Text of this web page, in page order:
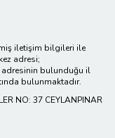
iletişim bilgileri ile
adresi;
adresinin bulunduğu il
bulunmaktadır.
NO: 37 CEYLANPINAR